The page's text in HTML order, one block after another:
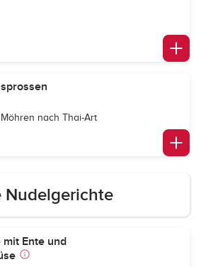
nach Thai-Art
Nudelgerichte
mit Ente und